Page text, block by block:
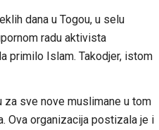
dana u Togou, u selu
radu aktivista
primilo Islam. Takodjer, istom
za sve nove muslimane u tom
Ova organizacija postizala je i